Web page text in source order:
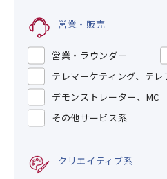
営業・販売
営業・ラウンダー
テレマーケティング、テ
デモンストレーター、MC
その他サービス系
クリエイティブ系